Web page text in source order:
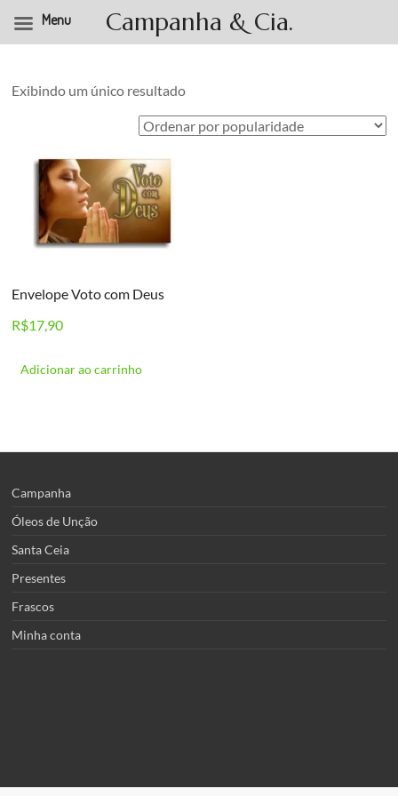
Exibindo um único resultado
Envelope Voto com Deus
R$17,90
Adicionar ao carrinho
Campanha
Óleos de Unção
Santa Ceia
Presentes
Frascos
Minha conta
Menu Campanha & Cia.